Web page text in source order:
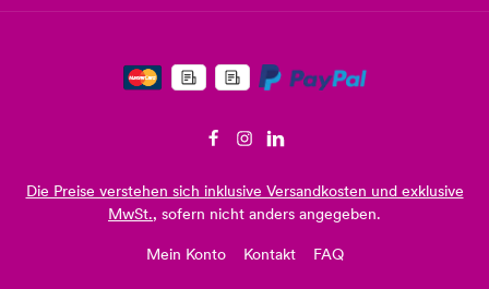
Die Preise verstehen sich inklusive Versandkosten und exklusive
MwSt., sofern nicht anders angegeben.
Mein Konto Kontakt FAQ